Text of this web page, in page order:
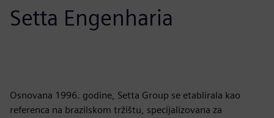
Setta Engenharia
Osnovana 1996. godine, Setta Group se etablirala kao
referenca na brazilskom tržištu, specijalizovana za